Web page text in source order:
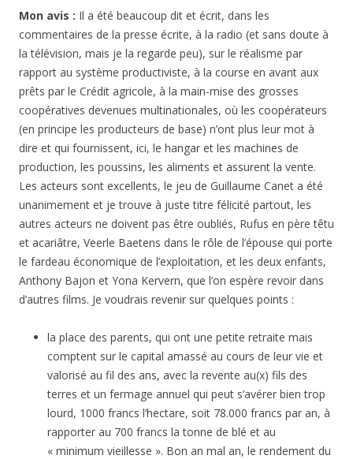
Mon avis : Il a été beaucoup dit et écrit, dans les
commentaires de la presse écrite, à la radio (et sans doute à
la télévision, mais je la regarde peu), sur le réalisme par
rapport au système productiviste, à la course en avant aux
prêts par le Crédit agricole, à la main-mise des grosses
coopératives devenues multinationales, où les coopérateurs
(en principe les producteurs de base) n’ont plus leur mot à
dire et qui fournissent, ici, le hangar et les machines de
production, les poussins, les aliments et assurent la vente.
Les acteurs sont excellents, le jeu de Guillaume Canet a été
unanimement et je trouve à juste titre félicité partout, les
autres acteurs ne doivent pas être oubliés, Rufus en père têtu
et acariâtre, Veerle Baetens dans le rôle de l’épouse qui porte
le fardeau économique de l’exploitation, et les deux enfants,
Anthony Bajon et Yona Kervern, que l’on espère revoir dans
d’autres films. Je voudrais revenir sur quelques points :
la place des parents, qui ont une petite retraite mais
comptent sur le capital amassé au cours de leur vie et
valorisé au fil des ans, avec la revente au(x) fils des
terres et un fermage annuel qui peut s’avérer bien trop
lourd, 1000 francs l’hectare, soit 78.000 francs par an, à
rapporter au 700 francs la tonne de blé et au
« minimum vieillesse ». Bon an mal an, le rendement du